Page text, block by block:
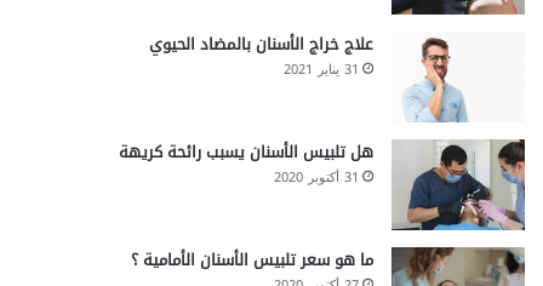
علاج خراج الأسنان بالمضاد الحيوي
31 يناير 2021
هل تلبيس الأسنان يسبب رائحة كريهة
31 أكتوبر 2020
ما هو سعر تلبيس الأسنان الأمامية ؟